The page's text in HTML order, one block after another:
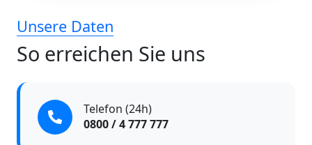
Unsere Daten
So erreichen Sie uns
Telefon (24h)
0800 / 4 777 777